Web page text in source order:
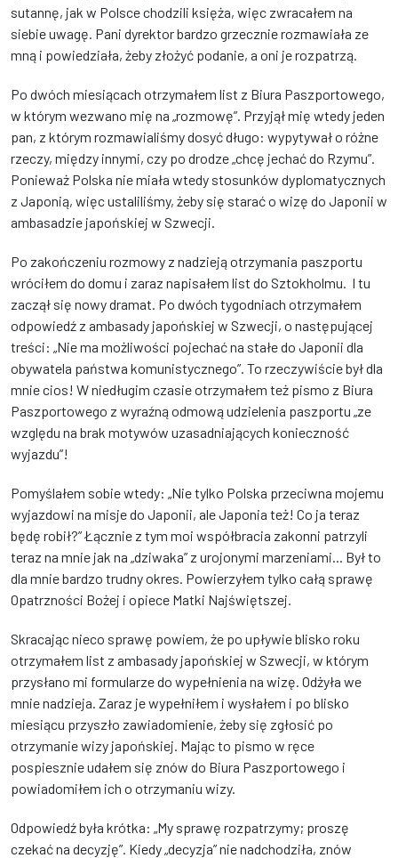
sutannę, jak w Polsce chodzili księża, więc zwracałem na
siebie uwagę. Pani dyrektor bardzo grzecznie rozmawiała ze
mną i powiedziała, żeby złożyć podanie, a oni je rozpatrzą.
Po dwóch miesiącach otrzymałem list z Biura Paszportowego,
w którym wezwano mię na „rozmowę”. Przyjął mię wtedy jeden
pan, z którym rozmawialiśmy dosyć długo: wypytywał o różne
rzeczy, między innymi, czy po drodze „chcę jechać do Rzymu”.
Ponieważ Polska nie miała wtedy stosunków dyplomatycznych
z Japonią, więc ustaliliśmy, żeby się starać o wizę do Japonii w
ambasadzie japońskiej w Szwecji.
Po zakończeniu rozmowy z nadzieją otrzymania paszportu
wróciłem do domu i zaraz napisałem list do Sztokholmu. I tu
zaczął się nowy dramat. Po dwóch tygodniach otrzymałem
odpowiedź z ambasady japońskiej w Szwecji, o następującej
treści: „Nie ma możliwości pojechać na stałe do Japonii dla
obywatela państwa komunistycznego”. To rzeczywiście był dla
mnie cios! W niedługim czasie otrzymałem też pismo z Biura
Paszportowego z wyraźną odmową udzielenia paszportu „ze
względu na brak motywów uzasadniających konieczność
wyjazdu”!
Pomyślałem sobie wtedy: „Nie tylko Polska przeciwna mojemu
wyjazdowi na misje do Japonii, ale Japonia też! Co ja teraz
będę robił?” Łącznie z tym moi współbracia zakonni patrzyli
teraz na mnie jak na „dziwaka” z urojonymi marzeniami... Był to
dla mnie bardzo trudny okres. Powierzyłem tylko całą sprawę
Opatrzności Bożej i opiece Matki Najświętszej.
Skracając nieco sprawę powiem, że po upływie blisko roku
otrzymałem list z ambasady japońskiej w Szwecji, w którym
przysłano mi formularze do wypełnienia na wizę. Odżyła we
mnie nadzieja. Zaraz je wypełniłem i wysłałem i po blisko
miesiącu przyszło zawiadomienie, żeby się zgłosić po
otrzymanie wizy japońskiej. Mając to pismo w ręce
pospiesznie udałem się znów do Biura Paszportowego i
powiadomiłem ich o otrzymaniu wizy.
Odpowiedź była krótka: „My sprawę rozpatrzymy; proszę
czekać na decyzję”. Kiedy „decyzja” nie nadchodziła, znów